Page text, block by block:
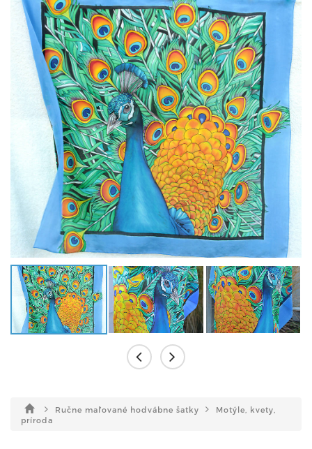
Ručne maľované hodvábne šatky
Motýle, kvety,
príroda